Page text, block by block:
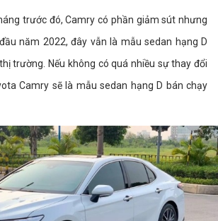
trước đó, Camry có phần giảm sút nhưng
năm 2022, đây vẫn là mẫu sedan hạng D
trường. Nếu không có quá nhiều sự thay đổi
Camry sẽ là mẫu sedan hạng D bán chạy